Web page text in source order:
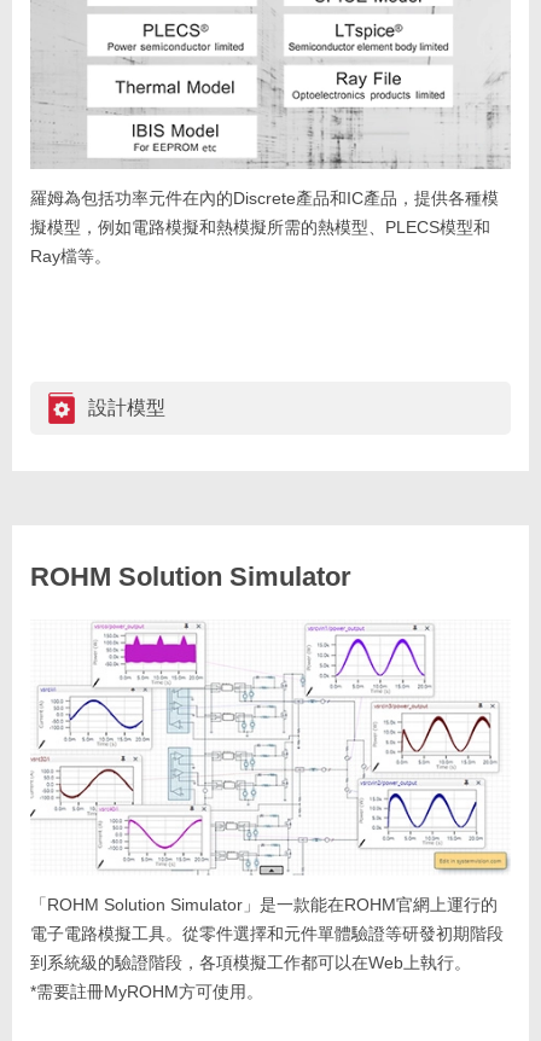
羅姆為包括功率元件在內的Discrete產品和IC產品，提供各種模
擬模型，例如電路模擬和熱模擬所需的熱模型、PLECS模型和
Ray檔等。
設計模型
ROHM Solution Simulator
「ROHM Solution Simulator」是一款能在ROHM官網上運行的
電子電路模擬工具。從零件選擇和元件單體驗證等研發初期階段
到系統級的驗證階段，各項模擬工作都可以在Web上執行。
*需要註冊MyROHM方可使用。